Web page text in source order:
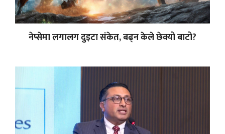
नेप्सेमा लगालग दुइटा संकेत, बढ्न केले छेक्यो बाटो?